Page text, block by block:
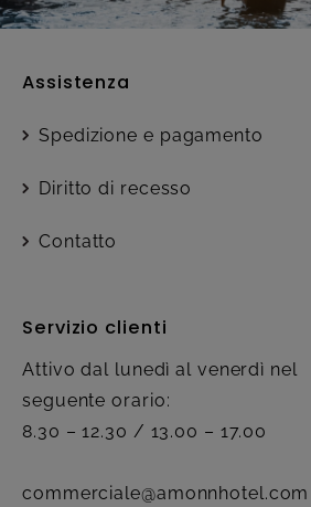
Assistenza
Spedizione e pagamento
Diritto di recesso
Contatto
Servizio clienti
Attivo dal lunedì al venerdì nel
seguente orario:
8.30 – 12.30 / 13.00 – 17.00
commerciale@amonnhotel.com